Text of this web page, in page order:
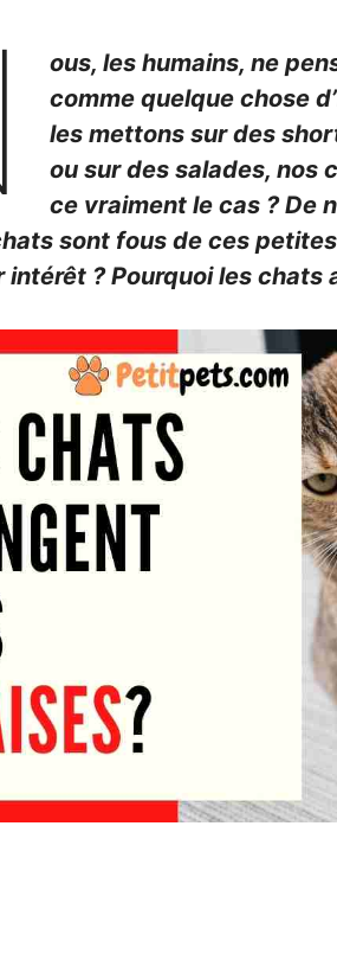
ous, les humains, ne
comme quelque chose
les mettons sur des
ou sur des salades, nos
ce vraiment le cas ? De
sont fous de ces
intérêt ? Pourquoi les chats